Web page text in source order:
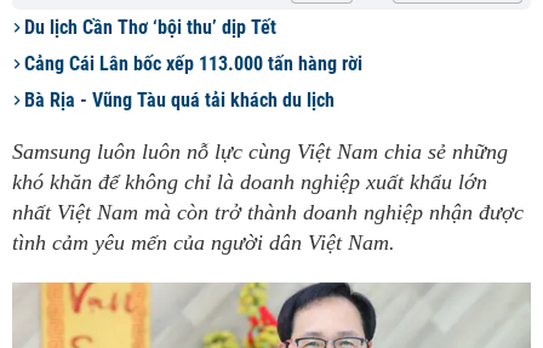
Du lịch Cần Thơ ‘bội thu’ dịp Tết
Cảng Cái Lân bốc xếp 113.000 tấn hàng rời
Bà Rịa - Vũng Tàu quá tải khách du lịch
Samsung luôn luôn nỗ lực cùng Việt Nam chia sẻ những
khó khăn để không chỉ là doanh nghiệp xuất khẩu lớn
nhất Việt Nam mà còn trở thành doanh nghiệp nhận được
tình cảm yêu mến của người dân Việt Nam.